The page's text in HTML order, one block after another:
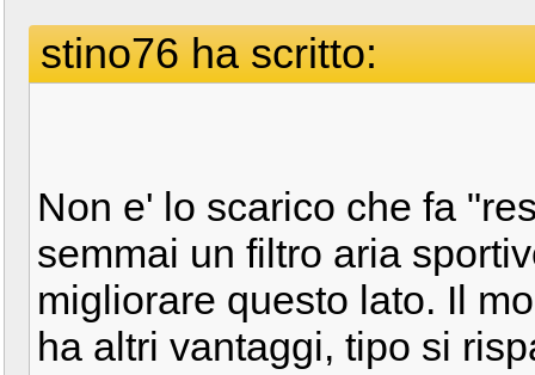
stino76 ha scritto:
Non e' lo scarico che fa
semmai un filtro aria
migliorare questo lato. Il
ha altri vantaggi, tipo si